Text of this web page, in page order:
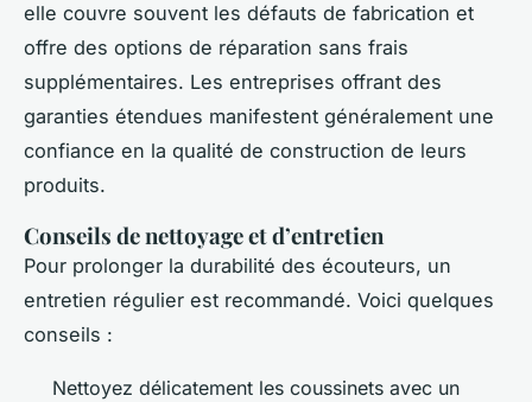
elle couvre souvent les défauts de fabrication et
offre des options de réparation sans frais
supplémentaires. Les entreprises offrant des
garanties étendues manifestent généralement une
confiance en la qualité de construction de leurs
produits.
Conseils de nettoyage et d’entretien
Pour prolonger la durabilité des écouteurs, un
entretien régulier est recommandé. Voici quelques
conseils :
Nettoyez délicatement les coussinets avec un